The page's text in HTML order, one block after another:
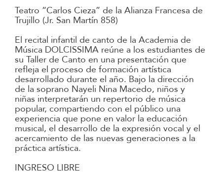
Teatro “Carlos Cieza” de la Alianza Francesa de
Trujillo (Jr. San Martín 858)
El recital infantil de canto de la Academia de
Música DOLCISSIMA reúne a los estudiantes de
su Taller de Canto en una presentación que
refleja el proceso de formación artística
desarrollado durante el año. Bajo la dirección
de la soprano Nayeli Nina Macedo, niños y
niñas interpretarán un repertorio de música
popular, compartiendo con el público una
experiencia que pone en valor la educación
musical, el desarrollo de la expresión vocal y el
acercamiento de las nuevas generaciones a la
práctica artística.
INGRESO LIBRE